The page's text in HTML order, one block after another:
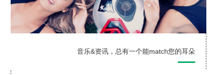
音乐&资讯，总有一个能match您的耳朵